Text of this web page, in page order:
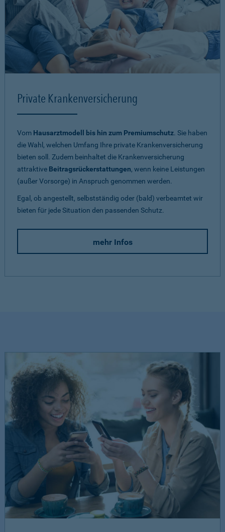
Private Krankenversicherung
Vom Hausarztmodell bis hin zum Premiumschutz. Sie haben
die Wahl, welchen Umfang Ihre private Krankenversicherung
bieten soll. Zudem beinhaltet die Krankenversicherung
attraktive Beitragsrückerstattungen, wenn keine Leistungen
(außer Vorsorge) in Anspruch genommen werden.
Egal, ob angestellt, selbstständig oder (bald) verbeamtet wir
bieten für jede Situation den passenden Schutz.
mehr Infos